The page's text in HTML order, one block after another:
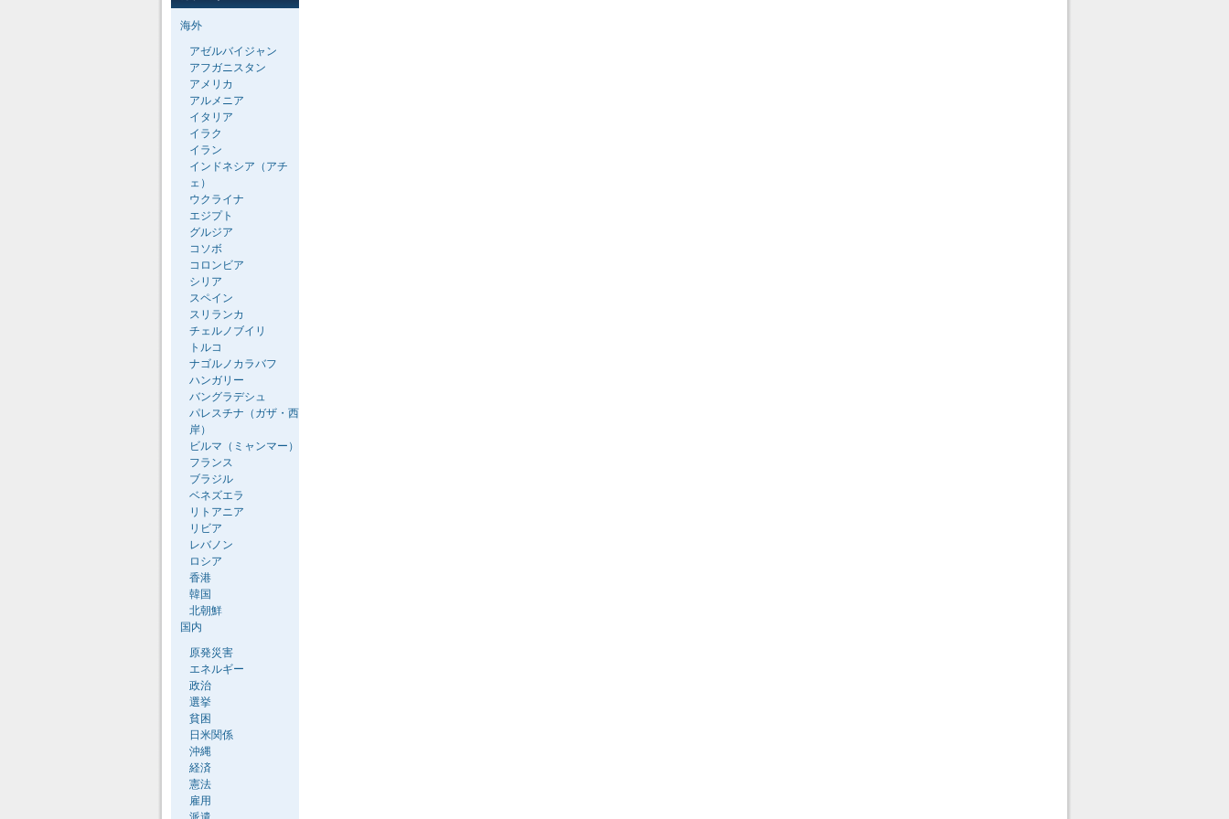
海外
アゼルバイジャン
アフガニスタン
アメリカ
アルメニア
イタリア
イラク
イラン
インドネシア（アチ
ェ）
ウクライナ
エジプト
グルジア
コソボ
コロンビア
シリア
スペイン
スリランカ
チェルノブイリ
トルコ
ナゴルノカラバフ
ハンガリー
バングラデシュ
パレスチナ（ガザ・西
岸）
ビルマ（ミャンマー）
フランス
ブラジル
ベネズエラ
リトアニア
リビア
レバノン
ロシア
香港
韓国
北朝鮮
国内
原発災害
エネルギー
政治
選挙
貧困
日米関係
沖縄
経済
憲法
雇用